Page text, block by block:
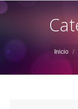
Inicio